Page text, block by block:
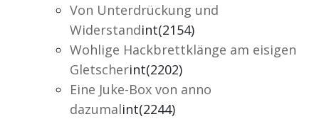
Von Unterdrückung und
Widerstandint(2154)
Wohlige Hackbrettklänge am eisigen
Gletscherint(2202)
Eine Juke-Box von anno
dazumalint(2244)